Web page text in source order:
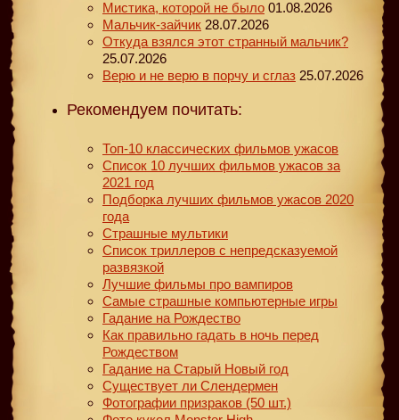
Мистика, которой не было 01.08.2026
Мальчик-зайчик 28.07.2026
Откуда взялся этот странный мальчик?
25.07.2026
Верю и не верю в порчу и сглаз 25.07.2026
Рекомендуем почитать:
Топ-10 классических фильмов ужасов
Список 10 лучших фильмов ужасов за
2021 год
Подборка лучших фильмов ужасов 2020
года
Страшные мультики
Список триллеров с непредсказуемой
развязкой
Лучшие фильмы про вампиров
Самые страшные компьютерные игры
Гадание на Рождество
Как правильно гадать в ночь перед
Рождеством
Гадание на Старый Новый год
Существует ли Слендермен
Фотографии призраков (50 шт.)